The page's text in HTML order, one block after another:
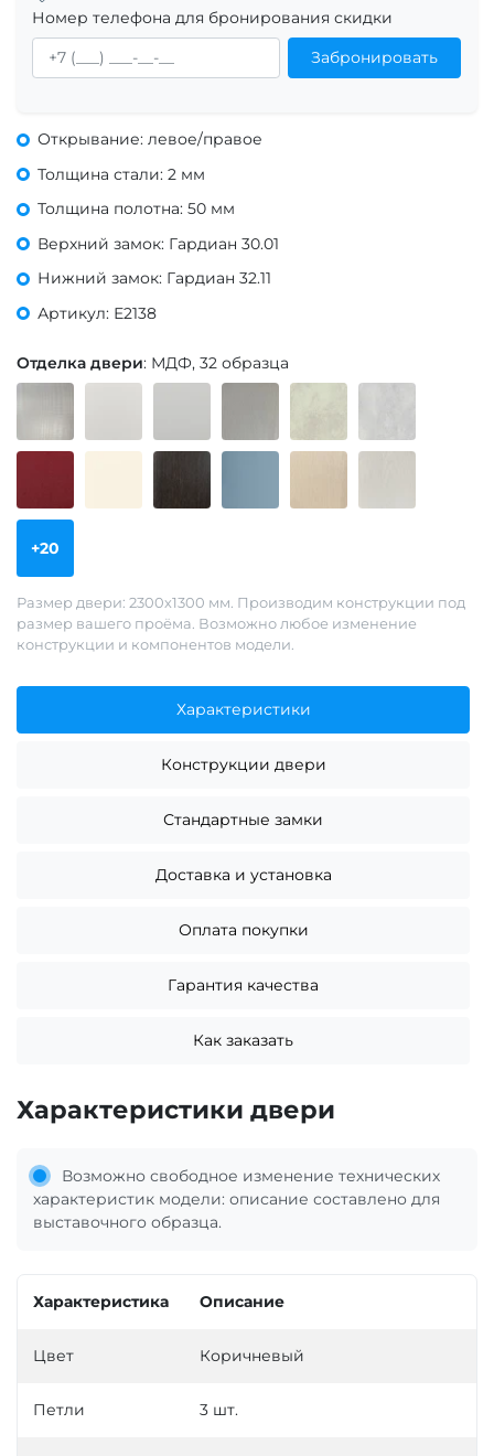
Номер телефона для бронирования скидки
Забронировать
Открывание: левое/правое
Толщина стали: 2 мм
Толщина полотна: 50 мм
Верхний замок: Гардиан 30.01
Нижний замок: Гардиан 32.11
Артикул: Е2138
Отделка двери: МДФ, 32 образца
+20
Размер двери: 2300х1300 мм. Производим конструкции под
размер вашего проёма. Возможно любое изменение
конструкции и компонентов модели.
Характеристики
Конструкции двери
Стандартные замки
Доставка и установка
Оплата покупки
Гарантия качества
Как заказать
Характеристики двери
Возможно свободное изменение технических
характеристик модели: описание составлено для
выставочного образца.
Характеристика Описание
Цвет Коричневый
Петли 3 шт.